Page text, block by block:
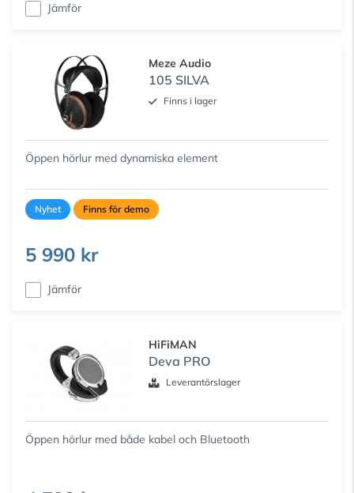
Jämför
Meze Audio
105 SILVA
Finns i lager
Öppen hörlur med dynamiska element
Nyhet Finns för demo
5 990 kr
Jämför
HiFiMAN
Deva PRO
Leverantörslager
Öppen hörlur med både kabel och Bluetooth